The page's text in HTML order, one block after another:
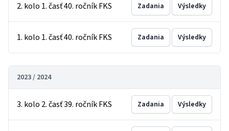
2. kolo 1. časť 40. ročník FKS Zadania Výsledky
1. kolo 1. časť 40. ročník FKS Zadania Výsledky
2023 / 2024
3. kolo 2. časť 39. ročník FKS Zadania Výsledky